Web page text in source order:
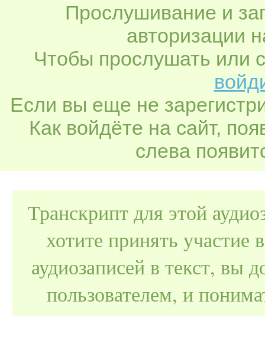
Прослушивание и
авторизации
Чтобы прослушать или
Если вы еще не
Как войдёте на сайт,
слева
Транскрипт для этой
хотите принять
аудиозаписей в текст, вы
пользователем, и